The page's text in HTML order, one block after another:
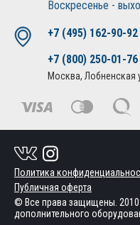
Воскресенье -
+7 (495) 162-90-92
+7 (800) 250-01-76
Москва, Лобненская
Политика
Публичная оферта
© Все права защищены.
дополнительного